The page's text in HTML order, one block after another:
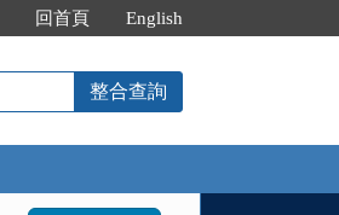
回首頁 English
整合查詢